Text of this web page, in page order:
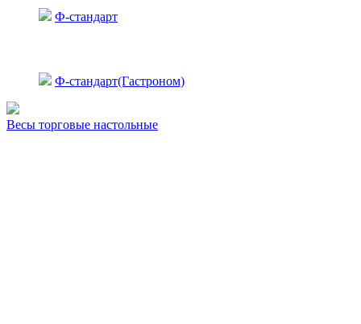
Ф-стандарт
Ф-стандарт(Гастроном)
Весы торговые настольные